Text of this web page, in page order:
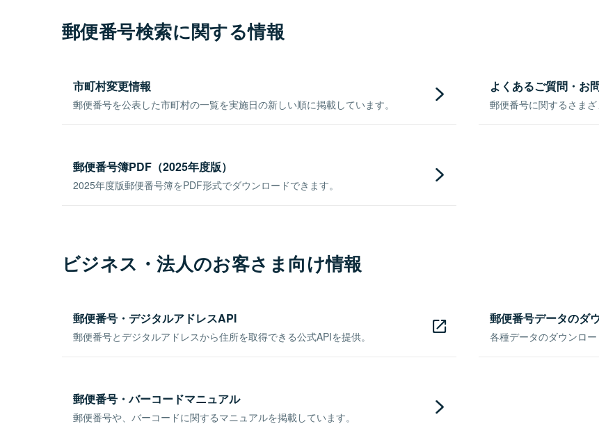
郵便番号検索に関する情報
市町村変更情報
郵便番号を公表した市町村の一覧を実施日の新しい順に掲載しています。
よくあるご質問・お
郵便番号に関するさまざ
郵便番号簿PDF（2025年度版）
2025年度版郵便番号簿をPDF形式でダウンロードできます。
ビジネス・法人のお客さま向け情報
郵便番号・デジタルアドレスAPI
郵便番号とデジタルアドレスから住所を取得できる公式APIを提供。
郵便番号データのダ
各種データのダウンロ
郵便番号・バーコードマニュアル
郵便番号や、バーコードに関するマニュアルを掲載しています。